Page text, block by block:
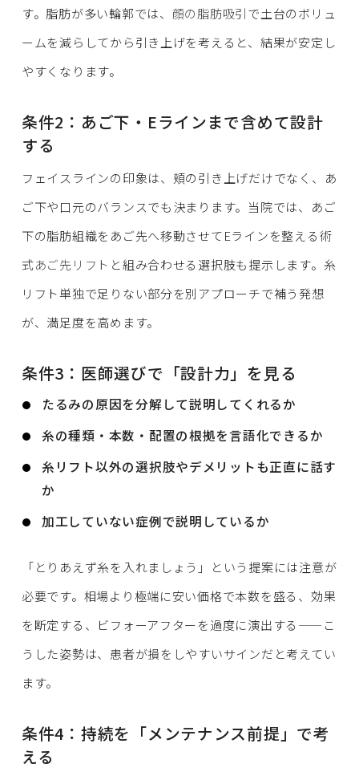
す。脂肪が多い輪郭では、 顔の脂肪吸引で土台のボリュ
ームを減らしてから引き上げを考えると、結果が安定し
やすくなります。
条件2：あご下・Eラインまで含めて設計
する
フェイスラインの印象は、頬の引き上げだけでなく、あ
ご下や口元のバランスでも決まります。当院では、あご
下の脂肪組織をあご先へ移動させてEラインを整える術
式あご先リフト と組み合わせる選択肢も提示します。糸
リフト単独で足りない部分を別アプローチで補う発想
が、満足度を高めます。
条件3：医師選びで「設計力」を見る
たるみの原因を分解して説明してくれるか
糸の種類・本数・配置の根拠を言語化できるか
糸リフト以外の選択肢やデメリットも正直に話す
か
加工していない症例で説明しているか
「とりあえず糸を入れましょう」という提案には注意が
必要です。相場より極端に安い価格で本数を盛る、効果
を断定する、ビフォーアフターを過度に演出する——こ
うした姿勢は、患者が損をしやすいサインだと考えてい
ます。
条件4：持続を「メンテナンス前提」で考
える